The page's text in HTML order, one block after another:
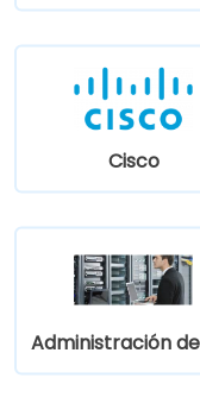
Cisco
Administración